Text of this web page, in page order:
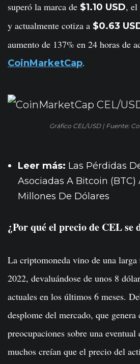
superó la marca de $1.10 USD, el
y actualmente cotiza a $0.63
aumento de 137% en 24 horas de
CoinMarketCap.
Gráfico CEL/USD | Fuente:
Leer más: Las Pérdidas
Asociadas A Bitcoin (BTC)
Millones De Dólares
¿Por qué el precio de CEL se
La criptomoneda vino de una larga
2022, devaluándose de unos 8
actuales en los últimos 6 meses.
desplome del mercado, que genera
preocupaciones sobre una
muchos creían que el precio del